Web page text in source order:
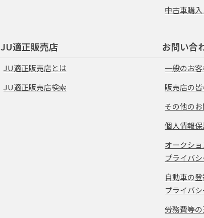
中古車購
JU適正販売店
JU適正販売店とは
JU適正販売店検索
お問い合
一般のお
販売店の
その他の
個人情報
オークシ
プライバ
自動車の
プライバ
労務費等